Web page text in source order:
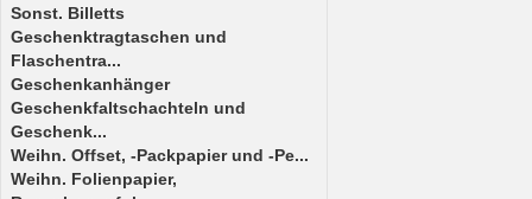
Sonst. Billetts
Geschenktragtaschen und
Flaschentra...
Geschenkanhänger
Geschenkfaltschachteln und
Geschenk...
Weihn. Offset, -Packpapier und -Pe...
Weihn. Folienpapier,